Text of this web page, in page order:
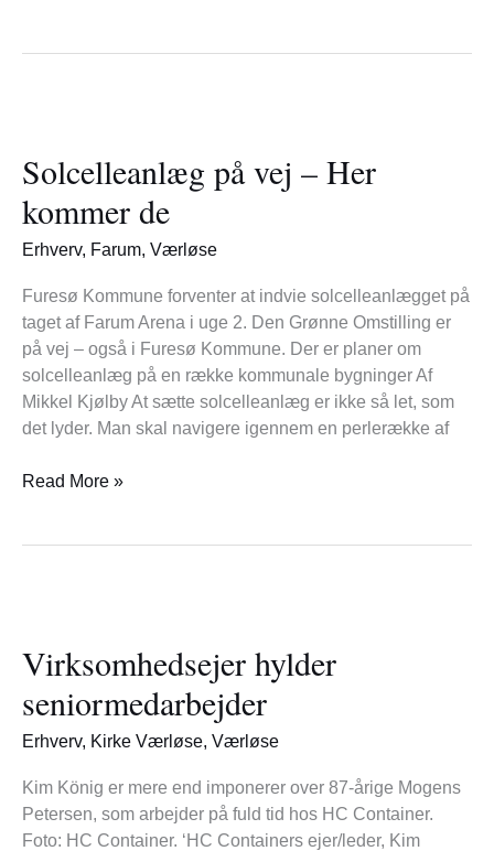
Solcelleanlæg på vej – Her
kommer de
Erhverv, Farum, Værløse
Furesø Kommune forventer at indvie solcelleanlægget på
taget af Farum Arena i uge 2. Den Grønne Omstilling er
på vej – også i Furesø Kommune. Der er planer om
solcelleanlæg på en række kommunale bygninger Af
Mikkel Kjølby At sætte solcelleanlæg er ikke så let, som
det lyder. Man skal navigere igennem en perlerække af
vej
–
Her
kommer
Read More »
Virksomhedsejer hylder
seniormedarbejder
Erhverv, Kirke Værløse, Værløse
Kim König er mere end imponerer over 87-årige Mogens
Petersen, som arbejder på fuld tid hos HC Container.
Foto: HC Container. ‘HC Containers ejer/leder, Kim
seniormedarbejder